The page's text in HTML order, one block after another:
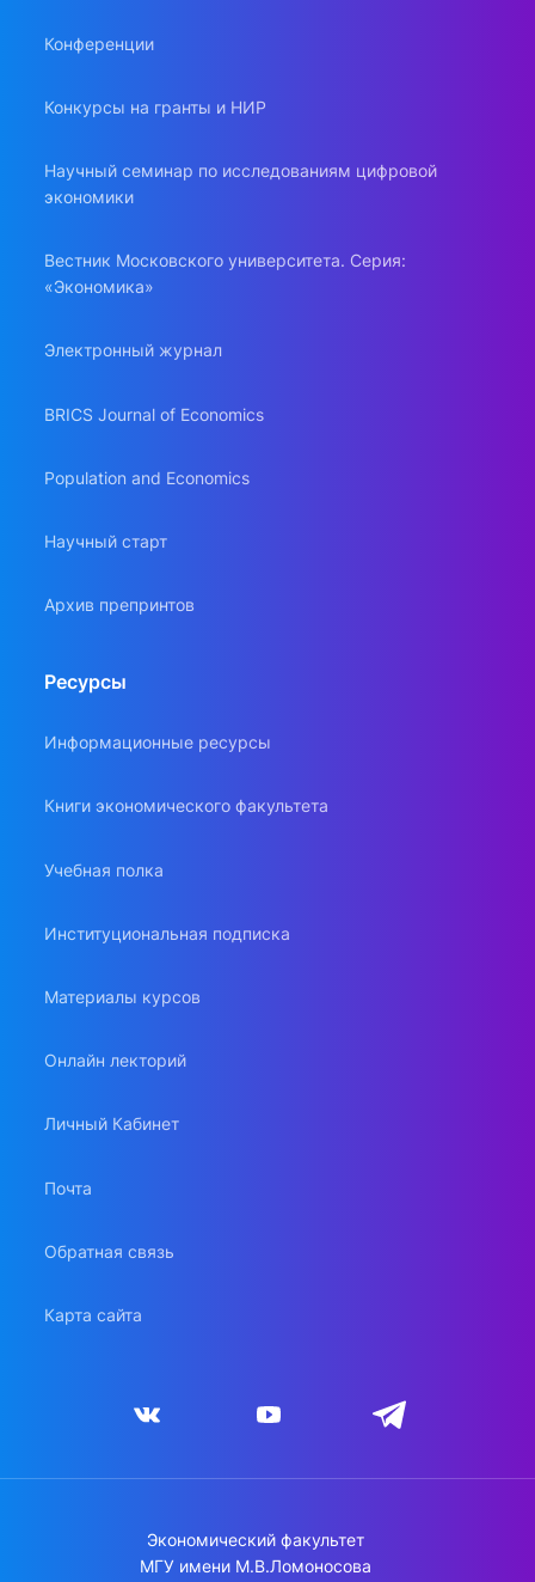
Конференции
Конкурсы на гранты и НИР
Научный семинар по исследованиям цифровой
экономики
Вестник Московского университета. Серия:
«Экономика»
Электронный журнал
BRICS Journal of Economics
Population and Economics
Научный старт
Архив препринтов
Ресурсы
Информационные ресурсы
Книги экономического факультета
Учебная полка
Институциональная подписка
Материалы курсов
Онлайн лекторий
Личный Кабинет
Почта
Обратная связь
Карта сайта
Экономический факультет
МГУ имени М.В.Ломоносова